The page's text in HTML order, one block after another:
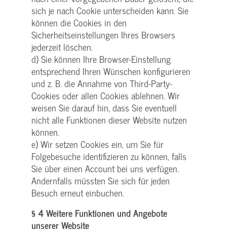
sich je nach Cookie unterscheiden kann. Sie
können die Cookies in den
Sicherheitseinstellungen Ihres Browsers
jederzeit löschen.
d) Sie können Ihre Browser-Einstellung
entsprechend Ihren Wünschen konfigurieren
und z. B. die Annahme von Third-Party-
Cookies oder allen Cookies ablehnen. Wir
weisen Sie darauf hin, dass Sie eventuell
nicht alle Funktionen dieser Website nutzen
können.
e) Wir setzen Cookies ein, um Sie für
Folgebesuche identifizieren zu können, falls
Sie über einen Account bei uns verfügen.
Andernfalls müssten Sie sich für jeden
Besuch erneut einbuchen.
§ 4 Weitere Funktionen und Angebote
unserer Website